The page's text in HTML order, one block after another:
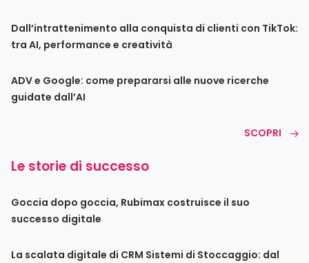
Dall’intrattenimento alla conquista di clienti con TikTok:
tra AI, performance e creatività
ADV e Google: come prepararsi alle nuove ricerche
guidate dall’AI
SCOPRI
Le storie di successo
Goccia dopo goccia, Rubimax costruisce il suo
successo digitale
La scalata digitale di CRM Sistemi di Stoccaggio: dal